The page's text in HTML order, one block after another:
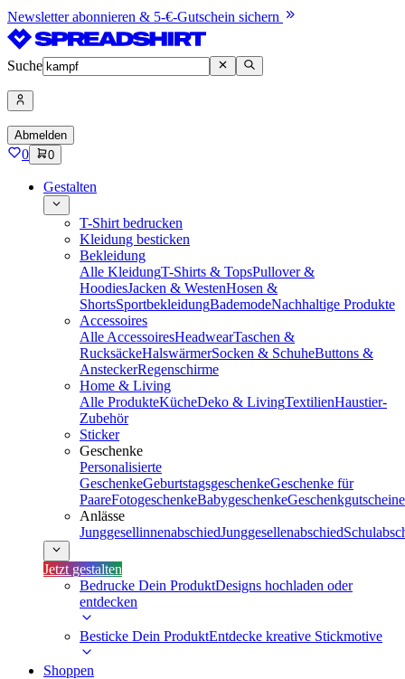
Newsletter abonnieren & 5-€-Gutschein sichern
Suche
Abmelden
0 0
Gestalten
T-Shirt bedrucken
Kleidung besticken
Bekleidung
Alle KleidungT-Shirts & TopsPullover &
HoodiesJacken & WestenHosen &
ShortsSportbekleidungBademodeNachhaltige Produkte
Accessoires
Alle AccessoiresHeadwearTaschen &
RucksäckeHalswärmerSocken & SchuheButtons &
AnsteckerRegenschirme
Home & Living
Alle ProdukteKücheDeko & LivingTextilienHaustier-
Zubehör
Sticker
Geschenke
Personalisierte
GeschenkeGeburtstagsgeschenkeGeschenke für
PaareFotogeschenkeBabygeschenkeGeschenkgutscheine
Anlässe
JunggesellinnenabschiedJunggesellenabschied
Jetzt gestalten
Bedrucke Dein ProduktDesigns hochladen oder
entdecken
Besticke Dein ProduktEntdecke kreative Stickmotive
Shoppen